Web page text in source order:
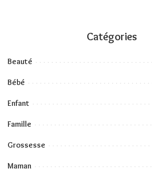
Catégories
Beauté
Bébé
Enfant
Famille
Grossesse
Maman